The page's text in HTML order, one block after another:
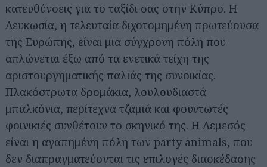
κατευθύνσεις για το ταξίδι σας στην Κύπρο. Η
Λευκωσία, η τελευταία διχοτομημένη πρωτεύουσα
της Ευρώπης, είναι μια σύγχρονη πόλη που
απλώνεται έξω από τα ενετικά τείχη της
αριστουργηματικής παλιάς της συνοικίας.
Πλακόστρωτα δρομάκια, λουλουδιαστά
μπαλκόνια, περίτεχνα τζαμιά και φουντωτές
φοινικιές συνθέτουν το σκηνικό της. Η Λεμεσός
είναι η αγαπημένη πόλη των party animals, που
δεν διαπραγματεύονται τις επιλογές διασκέδασης